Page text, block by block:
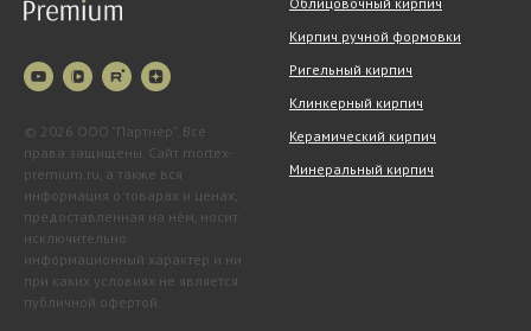
© 2026 ООО "Партнер". Все
права защищены. Сайт mortex-
premium.ru, а также вся
информация о товарах и ценах,
предоставленная на нём, носит
исключительно
информационный характер и ни
при каких условиях не является
публичной офертой.
Кирпич ручной формовки
Ригельный кирпич
Клинкерный кирпич
Керамический кирпич
Минеральный кирпич